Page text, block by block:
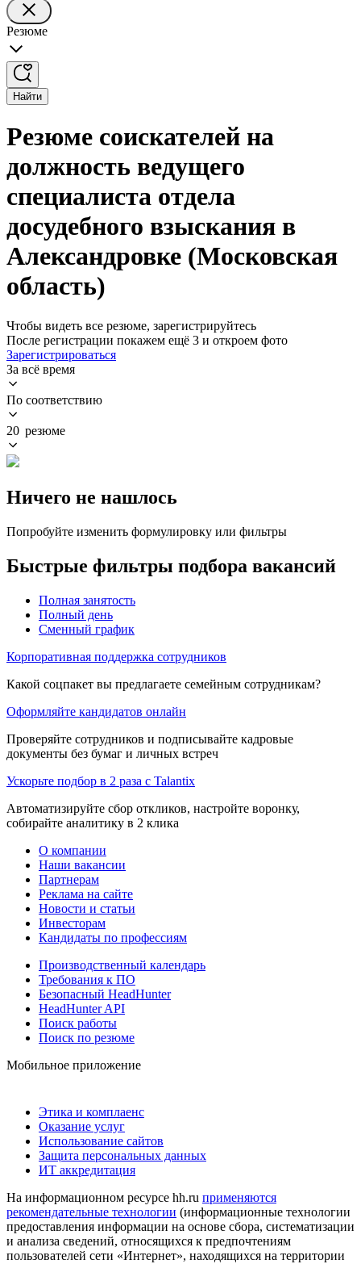
Резюме
Найти
Резюме соискателей на
должность ведущего
специалиста отдела
досудебного взыскания в
Александровке (Московская
область)
Чтобы видеть все резюме, зарегистрируйтесь
После регистрации покажем ещё 3 и откроем фото
Зарегистрироваться
За всё время
По соответствию
20 резюме
Ничего не нашлось
Попробуйте изменить формулировку или фильтры
Быстрые фильтры подбора вакансий
Полная занятость
Полный день
Сменный график
Корпоративная поддержка сотрудников
Какой соцпакет вы предлагаете семейным сотрудникам?
Оформляйте кандидатов онлайн
Проверяйте сотрудников и подписывайте кадровые
документы без бумаг и личных встреч
Ускорьте подбор в 2 раза с Talantix
Автоматизируйте сбор откликов, настройте воронку,
собирайте аналитику в 2 клика
О компании
Наши вакансии
Партнерам
Реклама на сайте
Новости и статьи
Инвесторам
Кандидаты по профессиям
Производственный календарь
Требования к ПО
Безопасный HeadHunter
HeadHunter API
Поиск работы
Поиск по резюме
Мобильное приложение
Этика и комплаенс
Оказание услуг
Использование сайтов
Защита персональных данных
ИТ аккредитация
На информационном ресурсе hh.ru применяются
рекомендательные технологии (информационные технологии
предоставления информации на основе сбора, систематизации
и анализа сведений, относящихся к предпочтениям
пользователей сети «Интернет», находящихся на территории